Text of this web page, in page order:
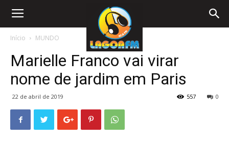
Início MUNDO
Marielle Franco vai virar
nome de jardim em Paris
22 de abril de 2019 0
557